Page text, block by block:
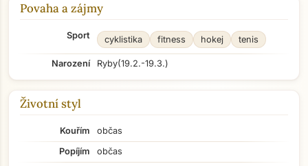
Povaha a zájmy
Sport cyklistika fitness hokej tenis
Narození Ryby(19.2.-19.3.)
Životní styl
Kouřím
občas
Popíjím
občas